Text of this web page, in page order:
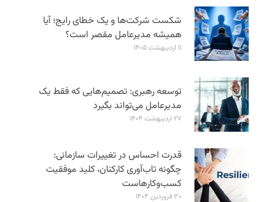
شکست شرکت‌ها و یک خطای رایج؛ آیا
همیشه مدیرعامل مقصر است؟
۱۱ اردیبهشت ۱۴۰۵
توسعه رهبری: تصمیم‌هایی که فقط یک
مدیرعامل می‌تواند بگیرد
۲۷ اردیبهشت ۱۴۰۴
قدرت احساس در تغییرات سازمانی:
چگونه تاب‌آوری کارکنان، کلید موفقیت
کسب‌وکارهاست
۳۰ فروردین ۱۴۰۴